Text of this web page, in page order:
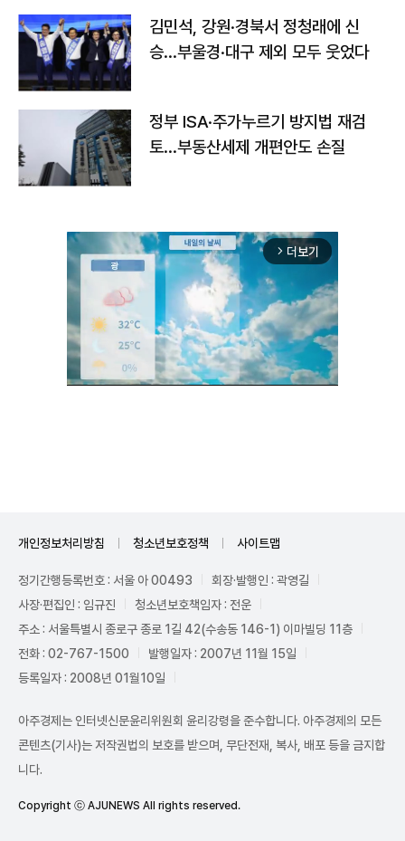
김민석, 강원·경북서 정청래에 신
승…부울경·대구 제외 모두 웃었다
정부 ISA·주가누르기 방지법 재검
토…부동산세제 개편안도 손질
arrow_forward_ios 더보기
개인정보처리방침 청소년보호정책 사이트맵
정기간행등록번호 : 서울 아 00493
회장·발행인 : 곽영길
사장·편집인 : 임규진
청소년보호책임자 : 전운
주소 : 서울특별시 종로구 종로 1길 42(수송동 146-1) 이마빌딩 11층
전화 : 02-767-1500
발행일자 : 2007년 11월 15일
등록일자 : 2008년 01월10일
아주경제는 인터넷신문윤리위원회 윤리강령을 준수합니다. 아주경제의 모든
콘텐츠(기사)는 저작권법의 보호를 받으며, 무단전재, 복사, 배포 등을 금지합
니다.
Copyright ⓒ AJUNEWS All rights reserved.